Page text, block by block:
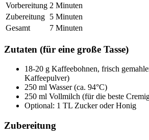
Vorbereitung 2 Minuten
Zubereitung 5 Minuten
Gesamt
7 Minuten
Zutaten (für eine große Tasse)
18-20 g Kaffeebohnen, frisch
Kaffeepulver)
250 ml Wasser (ca. 94°C)
250 ml Vollmilch (für die beste
Optional: 1 TL Zucker oder Honig
Zubereitung